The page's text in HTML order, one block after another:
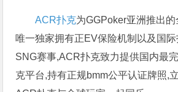
ACR扑克为GGPoker亚洲推出
唯一独家拥有正EV保险机制以及国
SNG赛事,ACR扑克致力提供国内最
克平台,持有正规bmm公平认证牌照,